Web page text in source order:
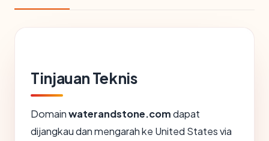
Tinjauan Teknis
Domainwaterandstone.comdapat
dijangkau dan mengarah ke United States via